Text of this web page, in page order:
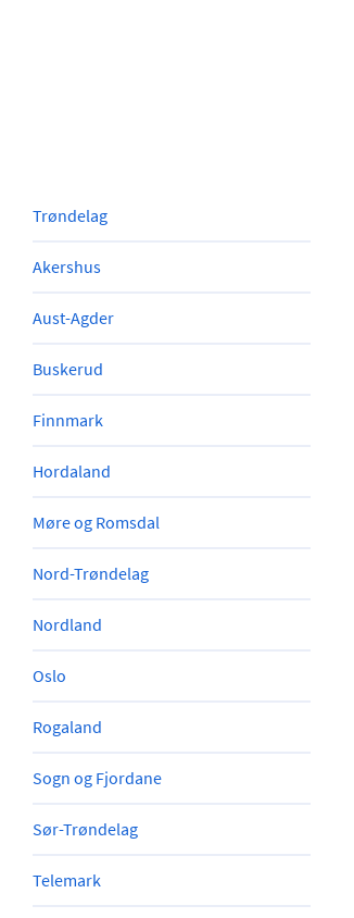
Trøndelag
Akershus
Aust-Agder
Buskerud
Finnmark
Hordaland
Møre og Romsdal
Nord-Trøndelag
Nordland
Oslo
Rogaland
Sogn og Fjordane
Sør-Trøndelag
Telemark